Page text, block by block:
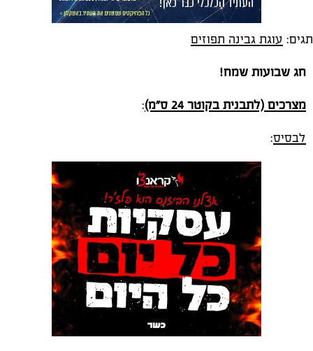
תגים: עוגת גבינה תפוזים
חג שבועות שמח!
מצרכים (לתבנית בקוטר 24 ס"מ) :
לבסיס: